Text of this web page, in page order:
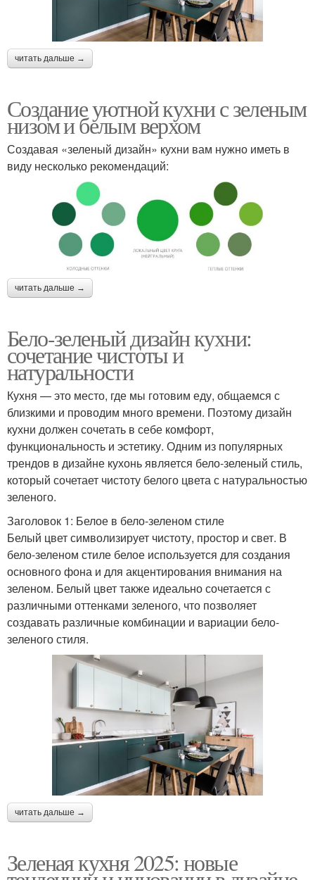
читать дальше →
Создание уютной кухни с зеленым
низом и белым верхом
Создавая «зеленый дизайн» кухни вам нужно иметь в
виду несколько рекомендаций:
читать дальше →
Бело-зеленый дизайн кухни:
сочетание чистоты и
натуральности
Кухня — это место, где мы готовим еду, общаемся с
близкими и проводим много времени. Поэтому дизайн
кухни должен сочетать в себе комфорт,
функциональность и эстетику. Одним из популярных
трендов в дизайне кухонь является бело-зеленый стиль,
который сочетает чистоту белого цвета с натуральностью
зеленого.
Заголовок 1: Белое в бело-зеленом стиле
Белый цвет символизирует чистоту, простор и свет. В
бело-зеленом стиле белое используется для создания
основного фона и для акцентирования внимания на
зеленом. Белый цвет также идеально сочетается с
различными оттенками зеленого, что позволяет
создавать различные комбинации и вариации бело-
зеленого стиля.
читать дальше →
Зеленая кухня 2025: новые